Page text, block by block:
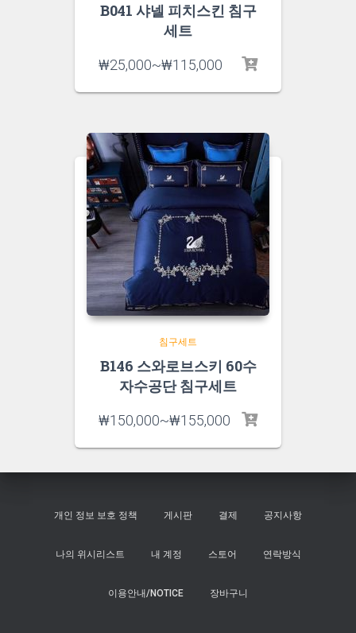
B041 샤넬 피치스킨 침구
세트
₩25,000~₩115,000
침구세트
B146 스와로브스키 60수
자수공단 침구세트
₩150,000~₩155,000
개인 정보 보호 정책 게시판 결제 공지사항
나의 위시리스트 내 계정 스토어 연락방식
이용안내/NOTICE 장바구니